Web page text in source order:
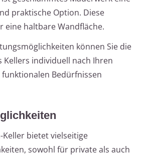
praktische Option. Diese
eine haltbare Wandfläche.
können Sie die
Kellers individuell nach Ihren
Bedürfnissen
Keller bietet vielseitige
sowohl für private als auch